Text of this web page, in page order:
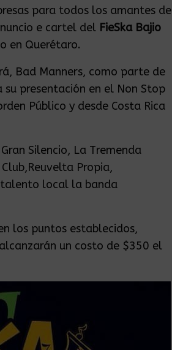
para todos los amantes de
e cartel del FieSka Bajio
en Querétaro.
Bad Manners, como parte de
presentación en el Non Stop
Público y desde Costa Rica
Silencio, La Tremenda
Propia,
local la banda
los puntos establecidos,
un costo de $350 el